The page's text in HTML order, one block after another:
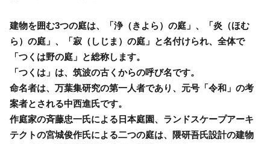
建物を囲む3つの庭は、「浄（きよら）の庭」、「炎（ほむ
ら）の庭」、「寂（しじま）の庭」と名付けられ、全体で
「つくは野の庭」と総称します。
「つくは」は、筑波の古くからの呼び名です。
命名者は、万葉集研究の第一人者であり、元号「令和」の考
案者とされる中西進氏です。
作庭家の斉藤忠一氏による日本庭園、ランドスケープアーキ
テクトの宮城俊作氏による二つの庭は、隈研吾氏設計の建物